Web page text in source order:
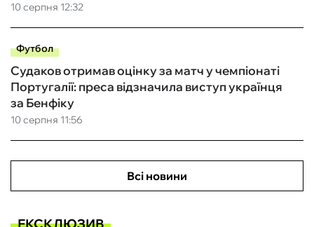
10 серпня 12:32
Футбол
10 серпня 11:56
Судаков отримав оцінку за матч у чемпіонаті
Португалії: преса відзначила виступ українця
за Бенфіку
Всі новини
ЕКСКЛЮЗИВ